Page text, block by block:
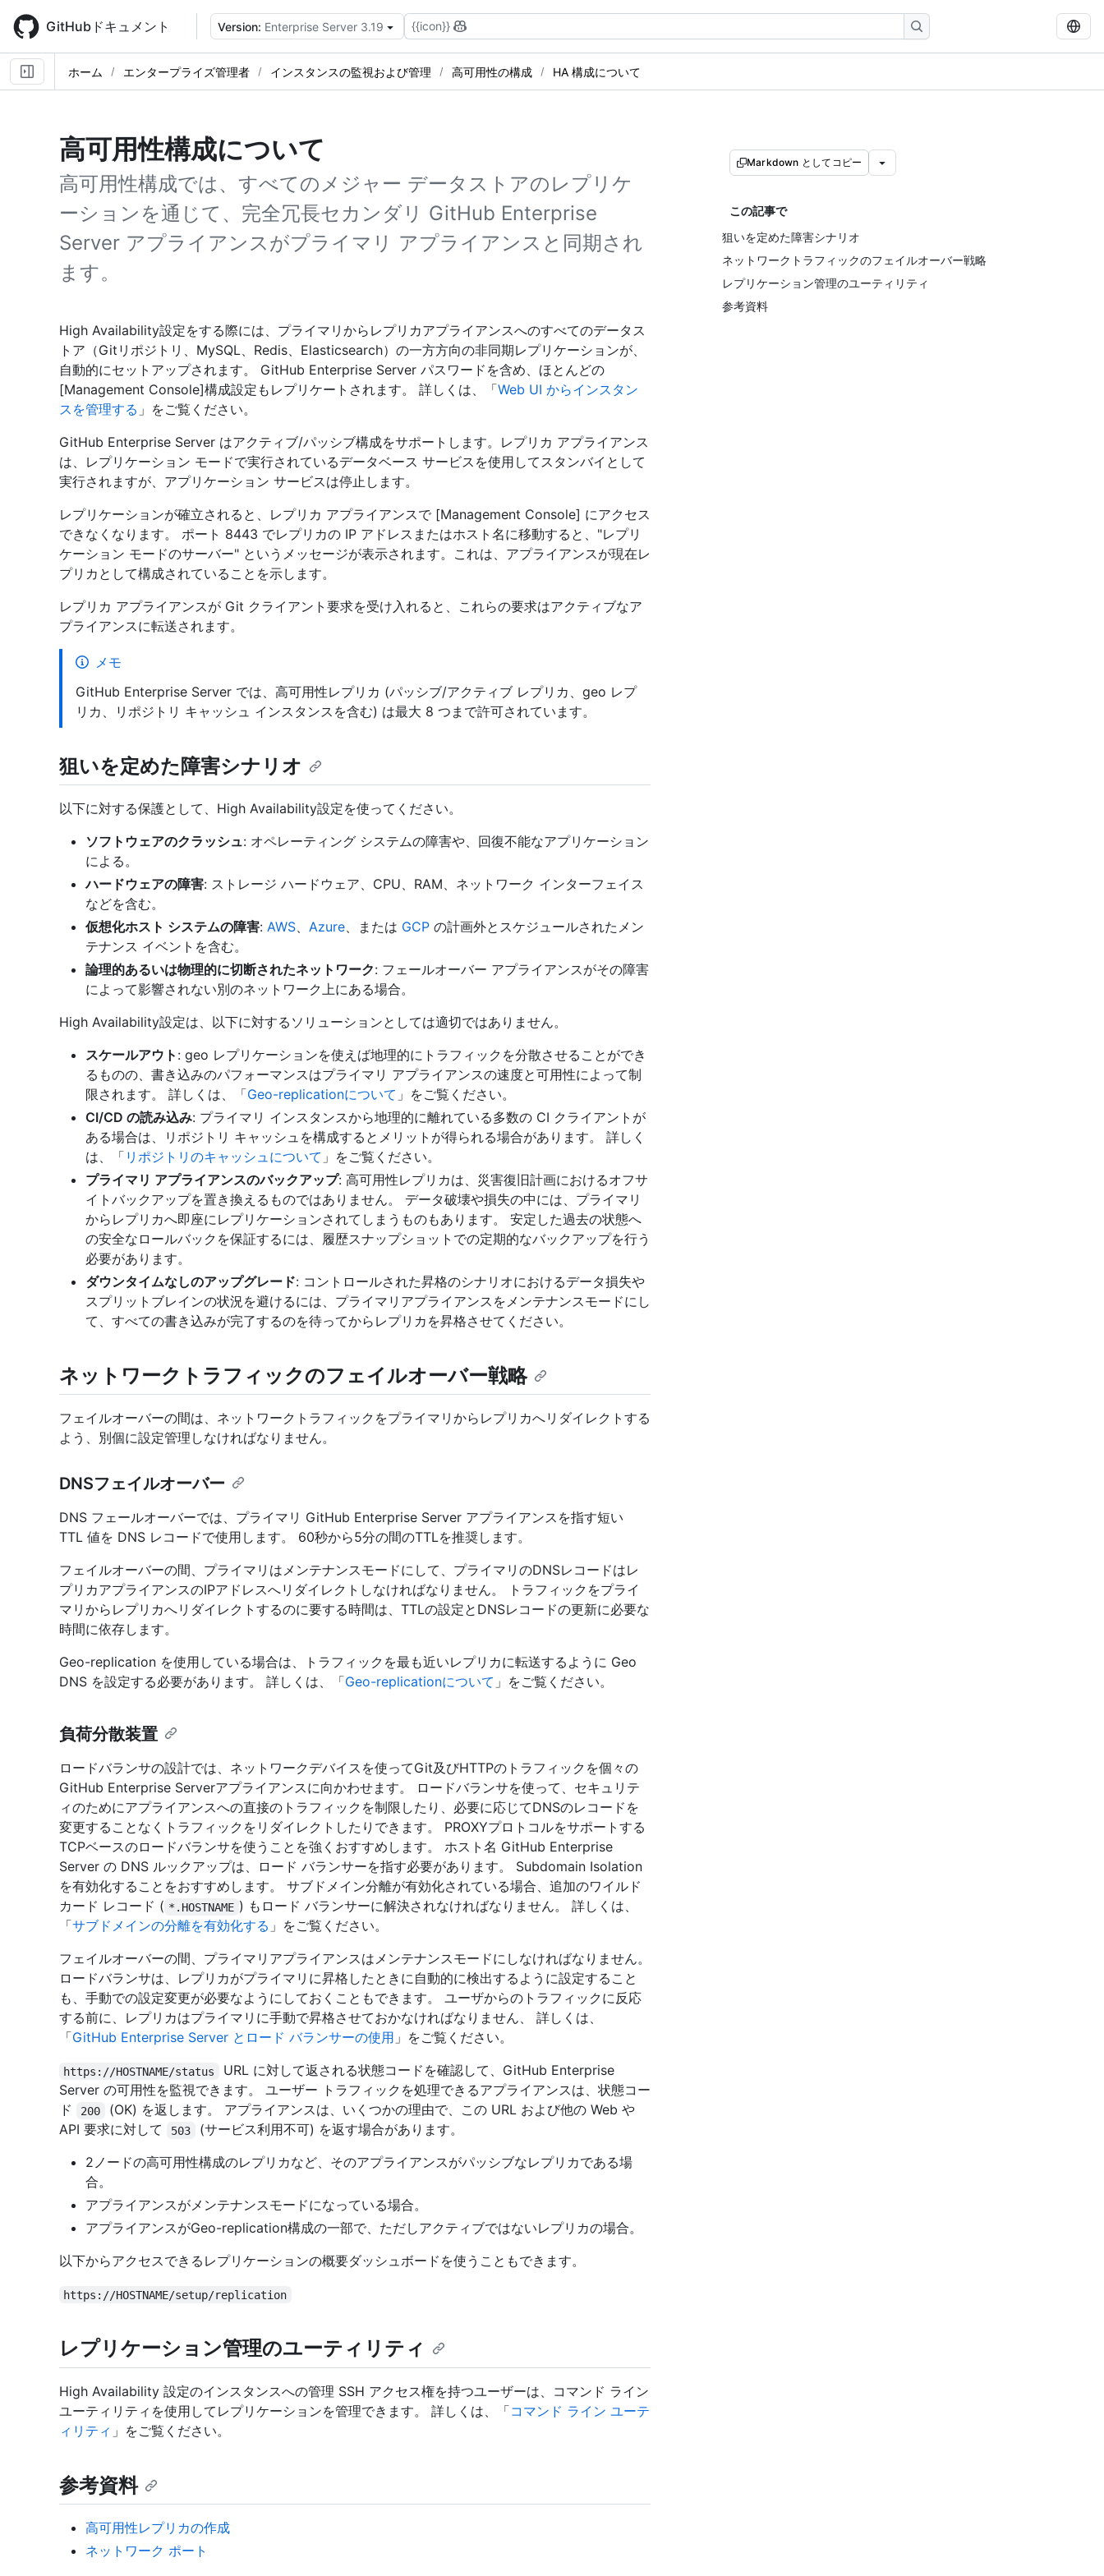
main
content
GitHubドキュメント Version: Enterprise Server 3.19 {{icon}}
ホーム エンタープライズ管理者 インスタンスの監視および管理 高可用性の構成 HA 構成について
高可用性構成について
高可用性構成では、すべてのメジャー データストアのレプリケ
ーションを通じて、完全冗長セカンダリ GitHub Enterprise
Server アプライアンスがプライマリ アプライアンスと同期され
ます。
Markdown としてコピー
この記事で
狙いを定めた障害シナリオ
ネットワークトラフィックのフェイルオーバー戦略
レプリケーション管理のユーティリティ
参考資料
High Availability設定をする際には、プライマリからレプリカアプライアンスへのすべてのデータス
トア（Gitリポジトリ、MySQL、Redis、Elasticsearch）の一方方向の非同期レプリケーションが、
自動的にセットアップされます。 GitHub Enterprise Server パスワードを含め、ほとんどの
[Management Console]構成設定もレプリケートされます。 詳しくは、「Web UI からインスタン
スを管理する 」をご覧ください。
GitHub Enterprise Server はアクティブ/パッシブ構成をサポートします。レプリカ アプライアンス
は、レプリケーション モードで実行されているデータベース サービスを使用してスタンバイとして
実行されますが、アプリケーション サービスは停止します。
レプリケーションが確立されると、レプリカ アプライアンスで [Management Console] にアクセス
できなくなります。 ポート 8443 でレプリカの IP アドレスまたはホスト名に移動すると、"レプリ
ケーション モードのサーバー" というメッセージが表示されます。これは、アプライアンスが現在レ
プリカとして構成されていることを示します。
レプリカ アプライアンスが Git クライアント要求を受け入れると、これらの要求はアクティブなア
プライアンスに転送されます。
メモ
GitHub Enterprise Server では、高可用性レプリカ (パッシブ/アクティブ レプリカ、geo レプ
リカ、リポジトリ キャッシュ インスタンスを含む) は最大 8 つまで許可されています。
狙いを定めた障害シナリオ
以下に対する保護として、High Availability設定を使ってください。
ソフトウェアのクラッシュ: オペレーティング システムの障害や、回復不能なアプリケーション
による。
ハードウェアの障害: ストレージ ハードウェア、CPU、RAM、ネットワーク インターフェイス
などを含む。
仮想化ホスト システムの障害: AWS、 Azure、または GCP の計画外とスケジュールされたメン
テナンス イベントを含む。
論理的あるいは物理的に切断されたネットワーク: フェールオーバー アプライアンスがその障害
によって影響されない別のネットワーク上にある場合。
High Availability設定は、以下に対するソリューションとしては適切ではありません。
スケールアウト : geo レプリケーションを使えば地理的にトラフィックを分散させることができ
るものの、書き込みのパフォーマンスはプライマリ アプライアンスの速度と可用性によって制
限されます。 詳しくは、「Geo-replicationについて 」をご覧ください。
CI/CD の読み込み: プライマリ インスタンスから地理的に離れている多数の CI クライアントが
ある場合は、リポジトリ キャッシュを構成するとメリットが得られる場合があります。 詳しく
は、「 リポジトリのキャッシュについて 」をご覧ください。
プライマリ アプライアンスのバックアップ: 高可用性レプリカは、災害復旧計画におけるオフサ
イトバックアップを置き換えるものではありません。 データ破壊や損失の中には、プライマリ
からレプリカへ即座にレプリケーションされてしまうものもあります。 安定した過去の状態へ
の安全なロールバックを保証するには、履歴スナップショットでの定期的なバックアップを行う
必要があります。
ダウンタイムなしのアップグレード: コントロールされた昇格のシナリオにおけるデータ損失や
スプリットブレインの状況を避けるには、プライマリアプライアンスをメンテナンスモードにし
て、すべての書き込みが完了するのを待ってからレプリカを昇格させてください。
ネットワークトラフィックのフェイルオーバー戦略
フェイルオーバーの間は、ネットワークトラフィックをプライマリからレプリカへリダイレクトする
よう、別個に設定管理しなければなりません。
DNSフェイルオーバー
DNS フェールオーバーでは、プライマリ GitHub Enterprise Server アプライアンスを指す短い
TTL 値を DNS レコードで使用します。 60秒から5分の間のTTLを推奨します。
フェイルオーバーの間、プライマリはメンテナンスモードにして、プライマリのDNSレコードはレ
プリカアプライアンスのIPアドレスへリダイレクトしなければなりません。 トラフィックをプライ
マリからレプリカへリダイレクトするのに要する時間は、TTLの設定とDNSレコードの更新に必要な
時間に依存します。
Geo-replication を使用している場合は、トラフィックを最も近いレプリカに転送するように Geo
DNS を設定する必要があります。 詳しくは、「Geo-replicationについて 」をご覧ください。
負荷分散装置
ロードバランサの設計では、ネットワークデバイスを使ってGit及びHTTPのトラフィックを個々の
GitHub Enterprise Serverアプライアンスに向かわせます。 ロードバランサを使って、セキュリテ
ィのためにアプライアンスへの直接のトラフィックを制限したり、必要に応じてDNSのレコードを
変更することなくトラフィックをリダイレクトしたりできます。 PROXYプロトコルをサポートする
TCPベースのロードバランサを使うことを強くおすすめします。 ホスト名 GitHub Enterprise
Server の DNS ルックアップは、ロード バランサーを指す必要があります。 Subdomain Isolation
を有効化することをおすすめします。 サブドメイン分離が有効化されている場合、追加のワイルド
カード レコード ( *.HOSTNAME ) もロード バランサーに解決されなければなりません。 詳しくは、
「サブドメインの分離を有効化する 」をご覧ください。
フェイルオーバーの間、プライマリアプライアンスはメンテナンスモードにしなければなりません。
ロードバランサは、レプリカがプライマリに昇格したときに自動的に検出するように設定すること
も、手動での設定変更が必要なようにしておくこともできます。 ユーザからのトラフィックに反応
する前に、レプリカはプライマリに手動で昇格させておかなければなりません、 詳しくは、
「GitHub Enterprise Server とロード バランサーの使用 」をご覧ください。
https://HOSTNAME/status
URL に対して返される状態コードを確認して、GitHub Enterprise
Server の可用性を監視できます。 ユーザー トラフィックを処理できるアプライアンスは、状態コー
ド
200
(OK) を返します。 アプライアンスは、いくつかの理由で、この URL および他の Web や
API 要求に対して
503
(サービス利用不可) を返す場合があります。
2ノードの高可用性構成のレプリカなど、そのアプライアンスがパッシブなレプリカである場
合。
アプライアンスがメンテナンスモードになっている場合。
アプライアンスがGeo-replication構成の一部で、ただしアクティブではないレプリカの場合。
以下からアクセスできるレプリケーションの概要ダッシュボードを使うこともできます。
https://HOSTNAME/setup/replication
レプリケーション管理のユーティリティ
High Availability 設定のインスタンスへの管理 SSH アクセス権を持つユーザーは、コマンド ライン
ユーティリティを使用してレプリケーションを管理できます。 詳しくは、「コマンド ライン ユーテ
ィリティ 」をご覧ください。
参考資料
高可用性レプリカの作成
ネットワーク ポート